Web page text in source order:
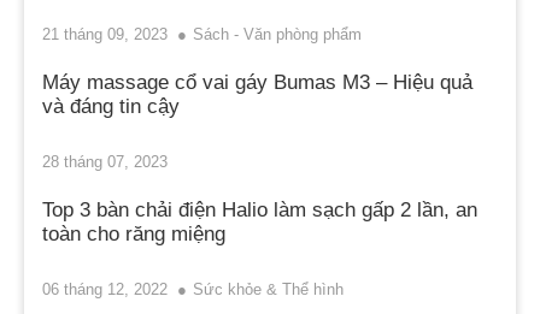
21 tháng 09, 2023 Sách - Văn phòng phẩm
Máy massage cổ vai gáy Bumas M3 – Hiệu quả
và đáng tin cậy
28 tháng 07, 2023
Top 3 bàn chải điện Halio làm sạch gấp 2 lần, an
toàn cho răng miệng
06 tháng 12, 2022 Sức khỏe & Thể hình